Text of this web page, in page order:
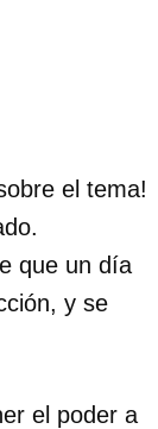
el tema!
que un día
y se
el poder a